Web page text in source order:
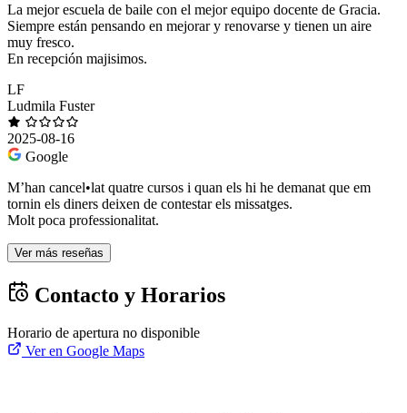
La mejor escuela de baile con el mejor equipo docente de Gracia.
Siempre están pensando en mejorar y renovarse y tienen un aire
muy fresco.
En recepción majisimos.
LF
Ludmila Fuster
2025-08-16
Google
M’han cancel•lat quatre cursos i quan els hi he demanat que em
tornin els diners deixen de contestar els missatges.
Molt poca professionalitat.
Ver más reseñas
Contacto y Horarios
Horario de apertura no disponible
Ver en Google Maps